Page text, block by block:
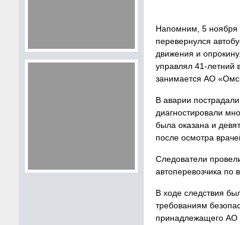
Напомним, 5 ноября
перевернулся
движения и
управлял 41-летний
занимается АО
В аварии
диагностировали
была оказана и
после осмотра
Следователи
автоперевозчика по
В ходе следствия
требованиям
принадлежащего АО